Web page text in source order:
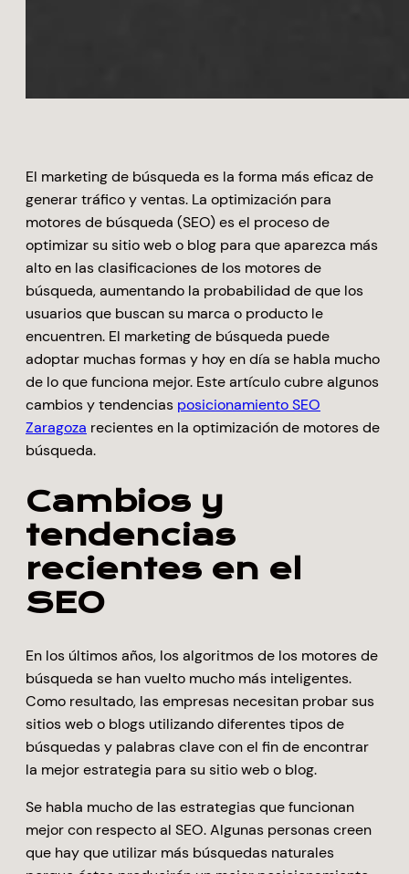
El marketing de búsqueda es la forma más eficaz de
generar tráfico y ventas. La optimización para
motores de búsqueda (SEO) es el proceso de
optimizar su sitio web o blog para que aparezca más
alto en las clasificaciones de los motores de
búsqueda, aumentando la probabilidad de que los
usuarios que buscan su marca o producto le
encuentren. El marketing de búsqueda puede
adoptar muchas formas y hoy en día se habla mucho
de lo que funciona mejor. Este artículo cubre algunos
cambios y tendencias posicionamiento SEO
Zaragoza recientes en la optimización de motores de
búsqueda.
Cambios y
tendencias
recientes en el
SEO
En los últimos años, los algoritmos de los motores de
búsqueda se han vuelto mucho más inteligentes.
Como resultado, las empresas necesitan probar sus
sitios web o blogs utilizando diferentes tipos de
búsquedas y palabras clave con el fin de encontrar
la mejor estrategia para su sitio web o blog.
Se habla mucho de las estrategias que funcionan
mejor con respecto al SEO. Algunas personas creen
que hay que utilizar más búsquedas naturales